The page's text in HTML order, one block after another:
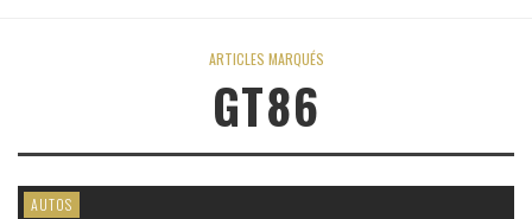
ARTICLES MARQUÉS
GT86
AUTOS